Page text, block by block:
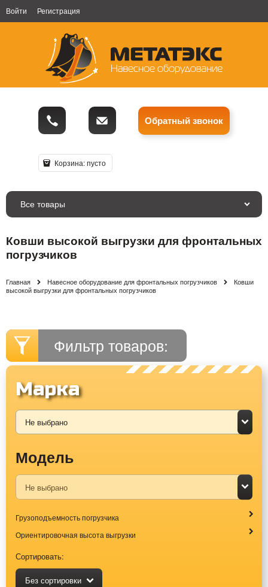
Войти Регистрация
Обратный звонок
Корзина:пусто
Все товары
Ковши высокой выгрузки для фронтальных
погрузчиков
Главная Навесное оборудование для фронтальных погрузчиков
Ковши
высокой выгрузки для фронтальных погрузчиков
Фильтр товаров:
Марка
Модель
Грузоподъемность погрузчика
Ориентировочная высота выгрузки
Сортировать:
Без сортировки